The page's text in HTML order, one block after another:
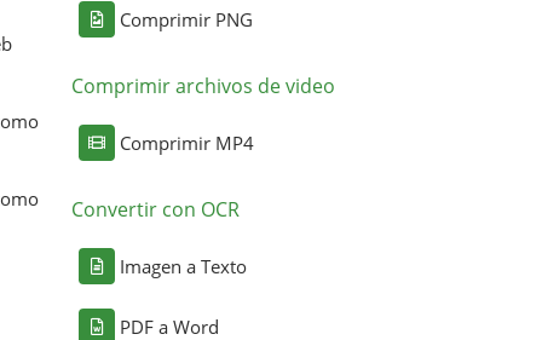
Comprimir PNG
Comprimir archivos de video
Comprimir MP4
Convertir con OCR
Imagen a Texto
PDF a Word